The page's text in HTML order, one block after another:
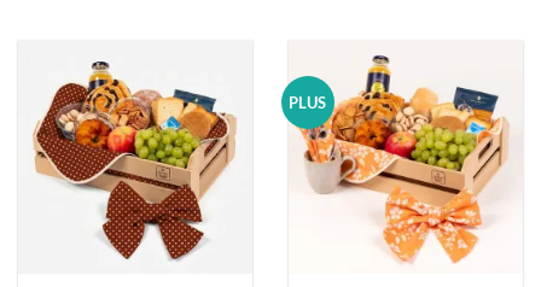
PLUS